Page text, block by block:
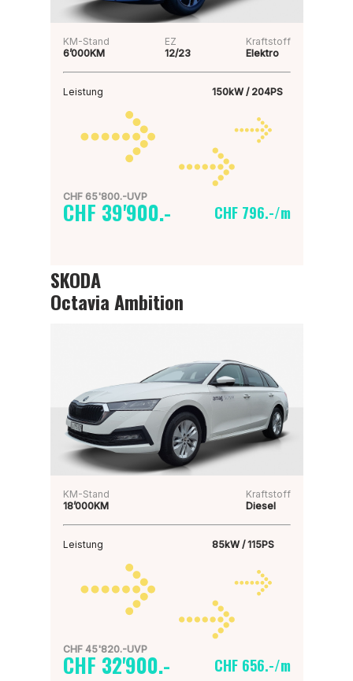
KM-Stand
6’000KM
EZ
12/23
Kraftstoff
Elektro
Leistung 150kW / 204PS
CHF 65'800.-UVP
CHF 39'900.- CHF 796.-/m
SKODA
Octavia Ambition
KM-Stand
18’000KM
Kraftstoff
Diesel
Leistung 85kW / 115PS
CHF 45'820.-UVP
CHF 32'900.- CHF 656.-/m